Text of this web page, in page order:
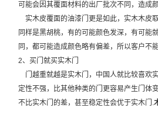
可能会因其覆面材料的出厂批次不同，造成
实木皮覆面的油漆门更是如此，实木木皮
同样是黑胡桃，有的可能颜色发深，有可能
同，都可能造成颜色略有偏差，所以客户不
2、买门就买实木门
门越重就越是实木门，中国人就比较喜欢
定性不强，比其他种类的门更容易产生门体
不比实木门的差，甚至稳定性会优于实木门.